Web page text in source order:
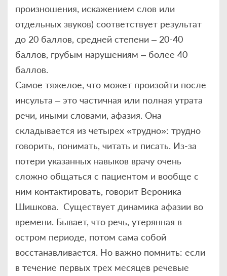
произношения, искажением слов или
отдельных звуков) соответствует результат
до 20 баллов, средней степени – 20-40
баллов, грубым нарушениям – более 40
баллов.
Самое тяжелое, что может произойти после
инсульта – это частичная или полная утрата
речи, иными словами, афазия. Она
складывается из четырех «трудно»: трудно
говорить, понимать, читать и писать. Из-за
потери указанных навыков врачу очень
сложно общаться с пациентом и вообще с
ним контактировать, говорит Вероника
Шишкова. Существует динамика афазии во
времени. Бывает, что речь, утерянная в
остром периоде, потом сама собой
восстанавливается. Но важно помнить: если
в течение первых трех месяцев речевые